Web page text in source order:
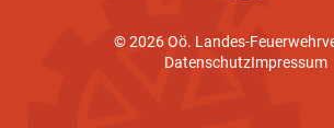
© 2026 Oö. Landes-
DatenschutzImpressum